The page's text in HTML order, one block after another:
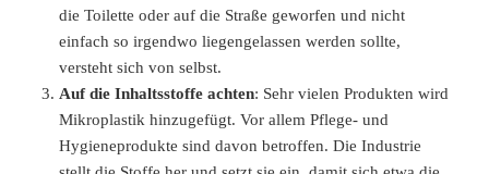
die Toilette oder auf die Straße geworfen und nicht
einfach so irgendwo liegengelassen werden sollte,
versteht sich von selbst.
Auf die Inhaltsstoffe achten: Sehr vielen Produkten wird
Mikroplastik hinzugefügt. Vor allem Pflege- und
Hygieneprodukte sind davon betroffen. Die Industrie